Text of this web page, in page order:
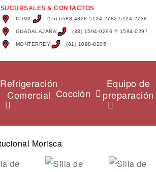
SUCURSALES & CONTACTOS
CDMX (55) 6588-4828 5124-2782 5124-2738
GUADALAJARA (33) 1594-0296 Y 1594-0297
MONTERREY (81) 1098-8205
Refrigeración
Comercial Cocción
Equipo de
preparación